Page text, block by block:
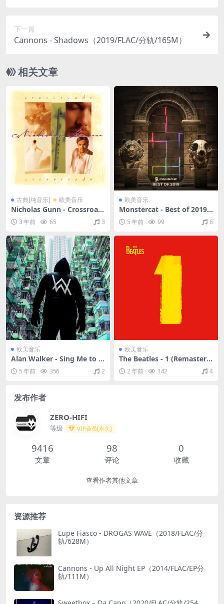
下一篇
Cannons - Shadows（2019/FLAC/分轨/165M）
相关文章
古典[纯音乐] 欧美音乐
Nicholas Gunn - Crossroad
s（1996/FLAC/分轨/323M）
3 年前 65 3
欧美音乐
Monstercat - Best of 2019
（2019/FLAC/分轨/1.13G）
5 年前 99 6
欧美音乐
Alan Walker - Sing Me to Sl
eep（2016/FLAC/EP分轨/7
1.5M）
5 年前 356 2
欧美音乐
The Beatles - 1 (Remastere
d)（2000/FLAC/分轨/503
M）2 年前 142 4
发布作者
ZERO-HIFI
等级 VIP会员[永久]
9416
文章
98
评论
0
收藏
查看作者其他文章
资源推荐
Lupe Fiasco - DROGAS WAVE（2018/FLAC/分
轨/628M）
Cannons - Up All Night EP（2014/FLAC/EP分
轨/111M）